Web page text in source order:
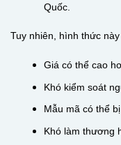
Quốc.
Tuy nhiên, hình thức
Giá có thể cao
Khó kiểm soát
Mẫu mã có thể
Khó làm thương